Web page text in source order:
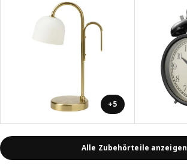
+5
Alle Zubehörteile anzeigen